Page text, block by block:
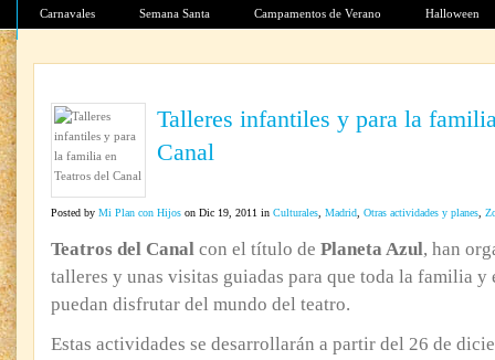
Carnavales Semana Santa Campamentos de Verano Halloween
Talleres infantiles y para la
Canal
Posted by Mi Plan con Hijos on Dic 19, 2011 in Culturales Madrid Otras actividades y planes
Teatros del Canal con el título de Planeta Azul, han
talleres y unas visitas guiadas para que toda la familia y
puedan disfrutar del mundo del teatro.
Estas actividades se desarrollarán a partir del 26 de